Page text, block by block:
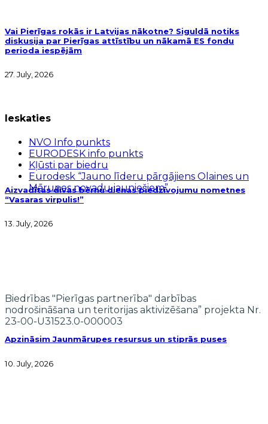
Vai Pierīgas rokās ir Latvijas nākotne? Siguldā notiks
diskusija par Pierīgas attīstību un nākamā ES fondu
perioda iespējām
27. July, 2026
Aizvadītas divas bērnu dienas piedzīvojumu nometnes
“Vasaras virpulis!”
13. July, 2026
Apzināsim Jaunmārupes resursus un stiprās puses
10. July, 2026
Ieskaties
NVO Info punkts
EURODESK info punkts
Kļūsti par biedru
Eurodesk “Jauno līderu pārgājiens Olaines un
Mārupes novadu jauniešiem”
Biedrības "Pierīgas partnerība" darbības
nodrošināšana un teritorijas aktivizēšana” projekta Nr.
23-00-U31523.0-000003